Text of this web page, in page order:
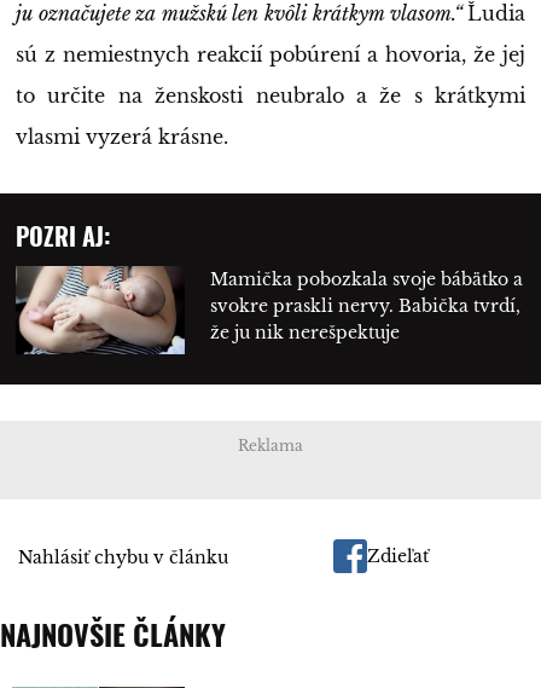
ju označujete za mužskú len kvôli krátkym vlasom.“Ľudia
sú z nemiestnych reakcií pobúrení a hovoria, že jej
to určite na ženskosti neubralo a že s krátkymi
vlasmi vyzerá krásne.
POZRI AJ:
Mamička pobozkala svoje bábätko a
svokre praskli nervy. Babička tvrdí,
že ju nik nerešpektuje
Reklama
Nahlásiť chybu v článku Zdieľať
NAJNOVŠIE ČLÁNKY